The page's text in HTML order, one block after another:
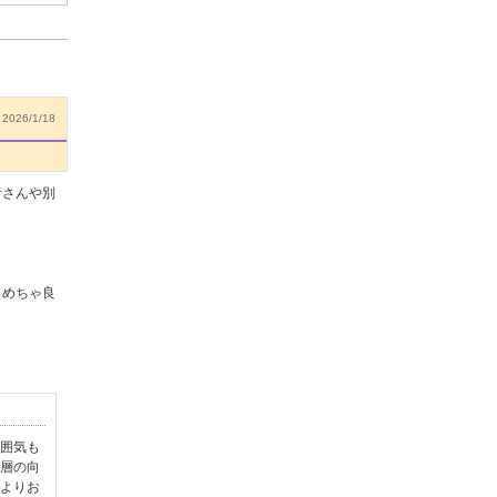
2026/1/18
んや別
ちゃ良
気も
の向
りお